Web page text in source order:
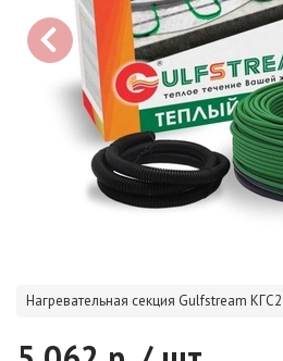
Нагревательная секция Gulfstream